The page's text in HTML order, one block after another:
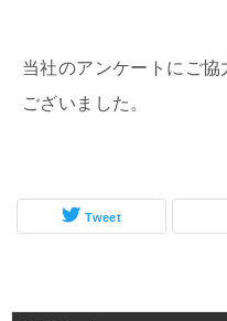
当社のアンケートにご協
ございました。
Tweet